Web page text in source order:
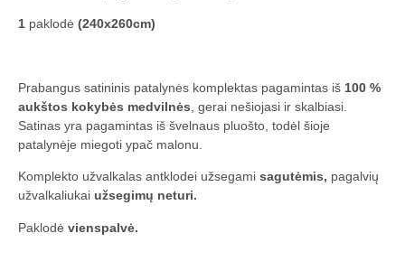
1 paklodė (240x260cm)
Prabangus satininis patalynės komplektas pagamintas iš 100 %
aukštos kokybės medvilnės , gerai nešiojasi ir skalbiasi.
Satinas yra pagamintas iš švelnaus pluošto, todėl šioje
patalynėje miegoti ypač malonu.
Komplekto užvalkalas antklodei užsegami sagutėmis, pagalvių
užvalkaliukai užsegimų neturi.
Paklodė vienspalvė.